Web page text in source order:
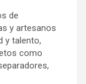
de
y artesanos
y talento,
como